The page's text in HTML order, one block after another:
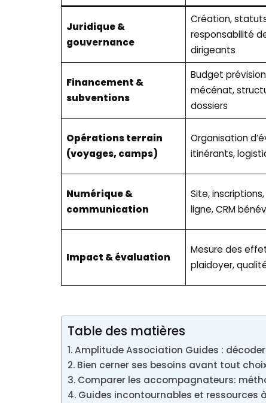
Juridique &
gouvernance
Création,
responsabilité
dirigeants
Financement &
subventions
Budget
mécénat,
dossiers
Opérations terrain
(voyages, camps)
Organisation
itinérants,
Numérique &
communication
Site,
ligne, CRM
Impact & évaluation
Mesure des
plaidoyer,
Table des matières
Amplitude Association Guides :
Bien cerner ses besoins avant tout
Comparer les accompagnateurs:
Guides incontournables et ressources